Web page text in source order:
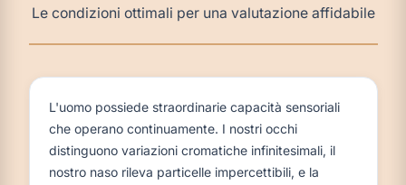
Le condizioni ottimali per una valutazione affidabile
L'uomo possiede straordinarie capacità sensoriali
che operano continuamente. I nostri occhi
distinguono variazioni cromatiche infinitesimali, il
nostro naso rileva particelle impercettibili, e la